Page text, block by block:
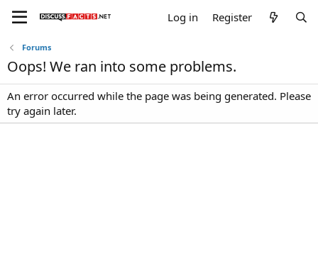
Log in Register
Forums
Oops! We ran into some problems.
An error occurred while the page was being generated. Please
try again later.